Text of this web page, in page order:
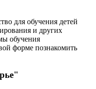
для обучения детей
и других
обучения
форме познакомить